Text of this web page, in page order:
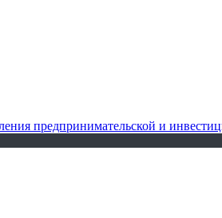
предпринимательской и